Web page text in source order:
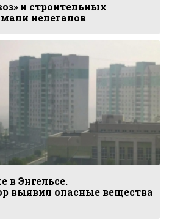
и строительных
нелегалов
в Энгельсе.
выявил опасные вещества